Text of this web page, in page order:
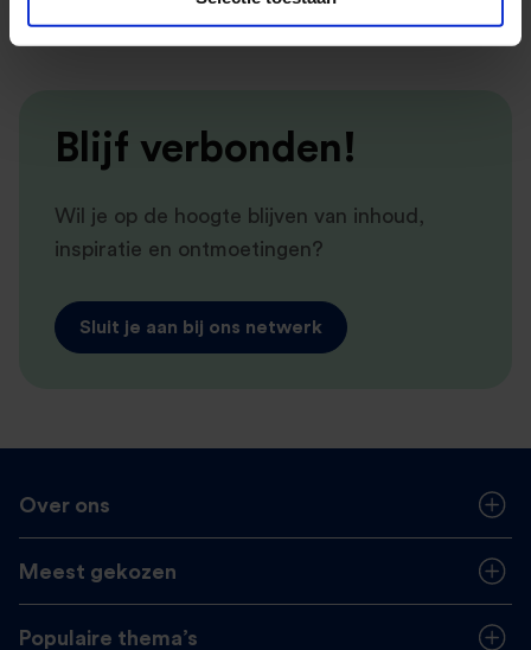
Blijf verbonden!
Wil je op de hoogte blijven van inhoud,
inspiratie en ontmoetingen?
Sluit je aan bij ons netwerk
Over ons
Meest gekozen
Populaire thema’s